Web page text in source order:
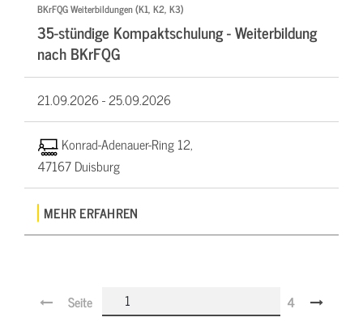
BKrFQG Weiterbildungen (K1, K2, K3)
35-stündige Kompaktschulung - Weiterbildung
nach BKrFQG
21.09.2026 -25.09.2026
Konrad-Adenauer-Ring 12,
47167 Duisburg
MEHR ERFAHREN
Seite 4